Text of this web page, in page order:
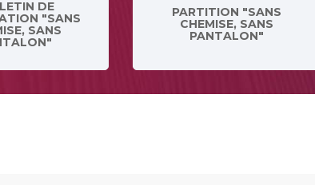
DE
"SANS
SANS
PARTITION "SANS
CHEMISE, SANS
PANTALON"